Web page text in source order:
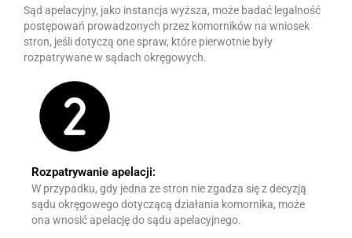
Sąd apelacyjny, jako instancja wyższa, może badać legalność
postępowań prowadzonych przez komorników na wniosek
stron, jeśli dotyczą one spraw, które pierwotnie były
rozpatrywane w sądach okręgowych.
Rozpatrywanie apelacji:
W przypadku, gdy jedna ze stron nie zgadza się z decyzją
sądu okręgowego dotyczącą działania komornika, może
ona wnosić apelację do sądu apelacyjnego.